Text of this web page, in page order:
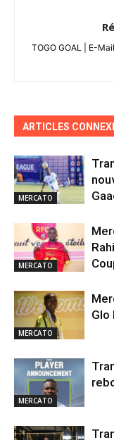
TOGO GOAL | E-
ARTICLES
MERCATO
MERCATO
MERCATO
Glo
MERCATO